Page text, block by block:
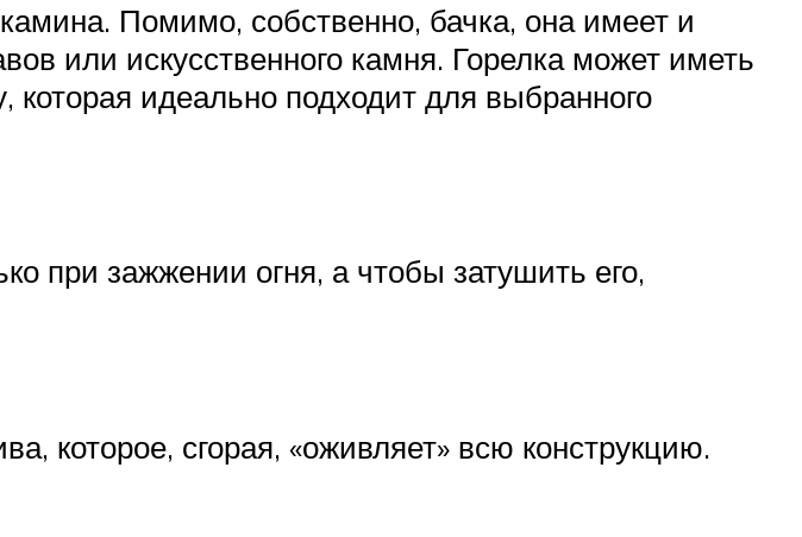
Помимо, собственно, бачка, она имеет и
или искусственного камня. Горелка может иметь
идеально подходит для выбранного
при зажжении огня, а чтобы затушить его,
которое, сгорая, «оживляет» всю конструкцию.